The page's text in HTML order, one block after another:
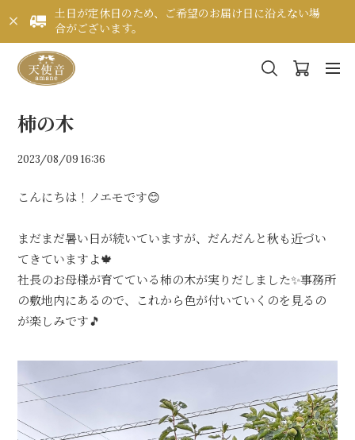
土日が定休日のため、ご希望のお届け日に沿えない場
合がございます。
柿の木
2023/08/09 16:36
こんにちは！ノエモです😊
まだまだ暑い日が続いていますが、だんだんと秋も近づい
てきていますよ🍁
社長のお母様が育てている柿の木が実りだしました✨事務所
の敷地内にあるので、これから色が付いていくのを見るの
が楽しみです🎵